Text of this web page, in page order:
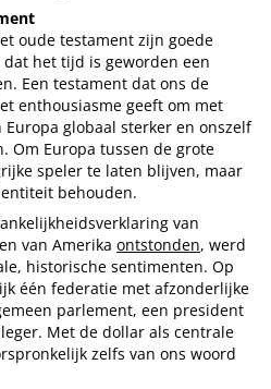
oude testament zijn goede
het tijd is geworden een
Een testament dat ons de
enthousiasme geeft om met
globaal sterker en onszelf
Om Europa tussen de grote
speler te laten blijven, maar
behouden.
van
van Amerika ontstonden, werd
historische sentimenten. Op
één federatie met afzonderlijke
parlement, een president
Met de dollar als centrale
zelfs van ons woord